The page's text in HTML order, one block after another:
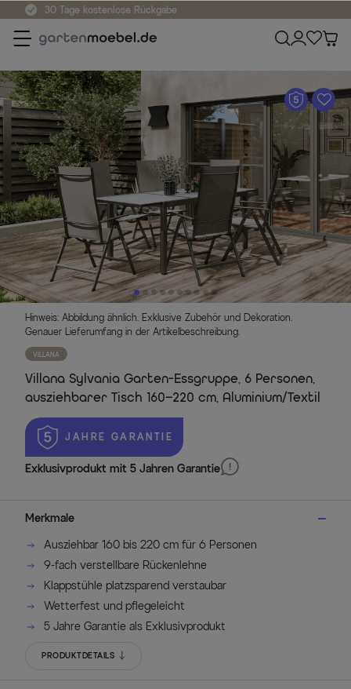
A
Hinweis: Abbildung ähnlich. Exklusive Zubehör und Dekoration.
Genauer Lieferumfang in der Artikelbeschreibung.
VILLANA
Villana Sylvania Garten-Essgruppe, 6 Personen,
ausziehbarer Tisch 160–220 cm, Aluminium/Textil
JAHRE GARANTIE
Exklusivprodukt mit 5 Jahren Garantie
Merkmale
Ausziehbar 160 bis 220 cm für 6 Personen
9-fach verstellbare Rückenlehne
Klappstühle platzsparend verstaubar
Wetterfest und pflegeleicht
5 Jahre Garantie als Exklusivprodukt
PRODUKTDETAILS